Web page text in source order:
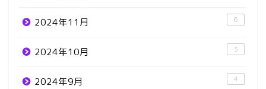
2024年11月 6
2024年10月 3
2024年9月 4